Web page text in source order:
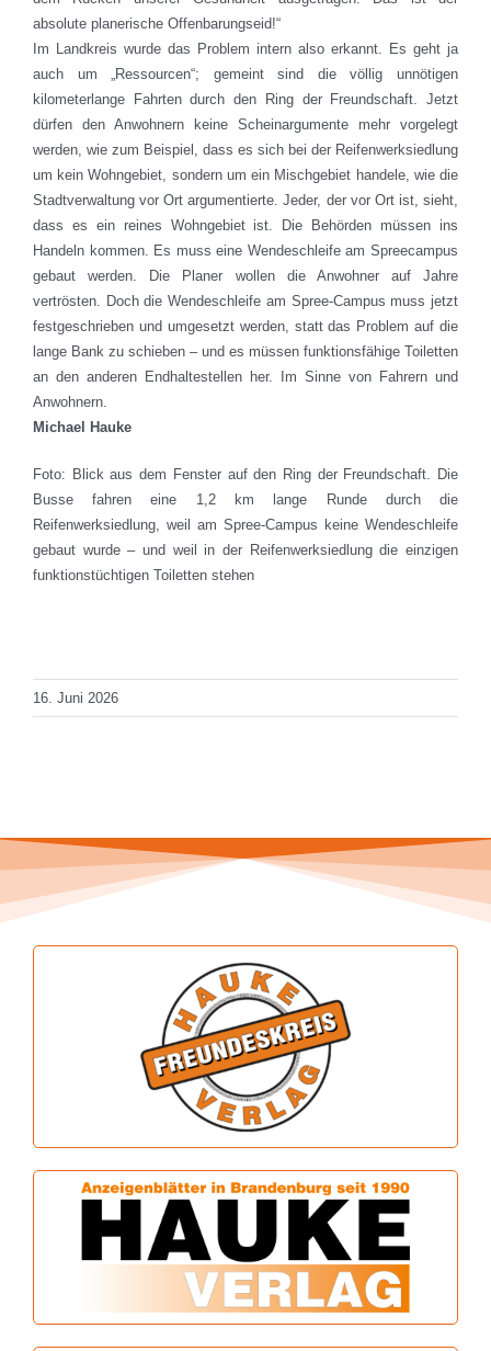
absolute planerische Offenbarungseid!“
Im Landkreis wurde das Problem intern also erkannt. Es geht ja
auch um „Ressourcen“; gemeint sind die völlig unnötigen
kilometerlange Fahrten durch den Ring der Freundschaft. Jetzt
dürfen den Anwohnern keine Scheinargumente mehr vorgelegt
werden, wie zum Beispiel, dass es sich bei der Reifenwerksiedlung
um kein Wohngebiet, sondern um ein Mischgebiet handele, wie die
Stadtverwaltung vor Ort argumentierte. Jeder, der vor Ort ist, sieht,
dass es ein reines Wohngebiet ist. Die Behörden müssen ins
Handeln kommen. Es muss eine Wendeschleife am Spreecampus
gebaut werden. Die Planer wollen die Anwohner auf Jahre
vertrösten. Doch die Wendeschleife am Spree-Campus muss jetzt
festgeschrieben und umgesetzt werden, statt das Problem auf die
lange Bank zu schieben – und es müssen funktionsfähige Toiletten
an den anderen Endhaltestellen her. Im Sinne von Fahrern und
Anwohnern.
Michael Hauke
Foto: Blick aus dem Fenster auf den Ring der Freundschaft. Die
Busse fahren eine 1,2 km lange Runde durch die
Reifenwerksiedlung, weil am Spree-Campus keine Wendeschleife
gebaut wurde – und weil in der Reifenwerksiedlung die einzigen
funktionstüchtigen Toiletten stehen
16. Juni 2026